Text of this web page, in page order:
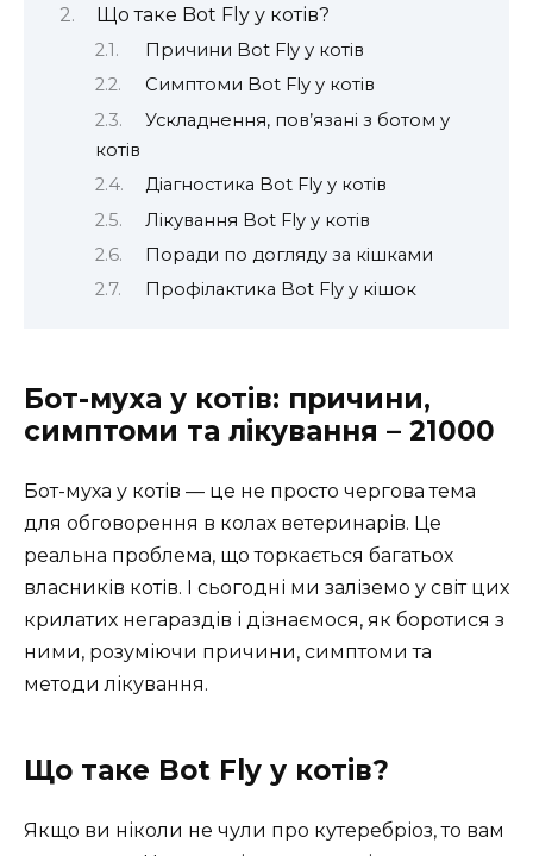
Що таке Bot Fly у котів?
Причини Bot Fly у котів
Симптоми Bot Fly у котів
Ускладнення, пов’язані з ботом у
котів
Діагностика Bot Fly у котів
Лікування Bot Fly у котів
Поради по догляду за кішками
Профілактика Bot Fly у кішок
Бот-муха у котів: причини,
симптоми та лікування – 21000
Бот-муха у котів — це не просто чергова тема
для обговорення в колах ветеринарів. Це
реальна проблема, що торкається багатьох
власників котів. І сьогодні ми заліземо у світ цих
крилатих негараздів і дізнаємося, як боротися з
ними, розуміючи причини, симптоми та
методи лікування.
Що таке Bot Fly у котів?
Якщо ви ніколи не чули про кутеребріоз, то вам